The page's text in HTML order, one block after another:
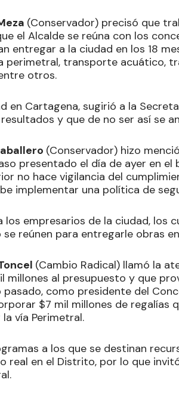
(Conservador) precisó que
el Alcalde se reúna con los
entregar a la ciudad en los 18
perimetral, transporte acuático,
otros.
en Cartagena, sugirió a la
y que de no ser así se
(Conservador) hizo
presentado el día de ayer en
no hace vigilancia del
implementar una política de
los empresarios de la ciudad, los
reúnen para entregarle obras
(Cambio Radical) llamó la
al presupuesto y que
pasado, como presidente del
$7 mil millones de regalías
vía Perimetral.
a los que se destinan
real en el Distrito, por lo que